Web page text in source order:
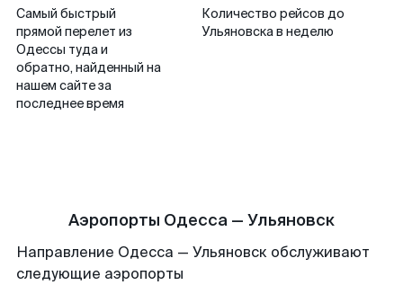
Самый быстрый
прямой перелет из
Одессы туда и
обратно, найденный на
нашем сайте за
последнее время
Количество рейсов до
Ульяновска в неделю
Аэропорты Одесса — Ульяновск
Направление Одесса — Ульяновск обслуживают
следующие аэропорты